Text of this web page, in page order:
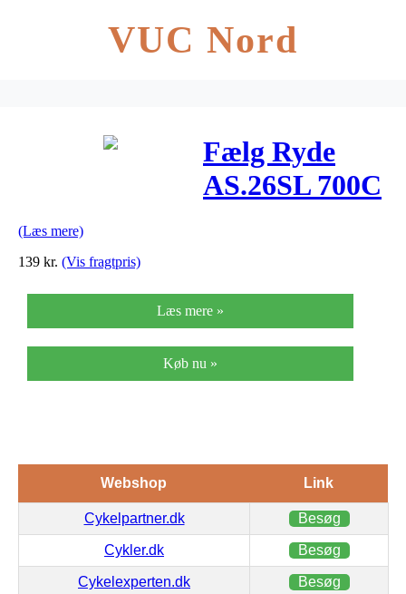
VUC Nord
Fælg Ryde
AS.26SL 700C
(Læs mere)
139 kr. (Vis fragtpris)
Læs mere »
Køb nu »
Webshop Link
Cykelpartner.dk Besøg
Cykler.dk Besøg
Cykelexperten.dk Besøg